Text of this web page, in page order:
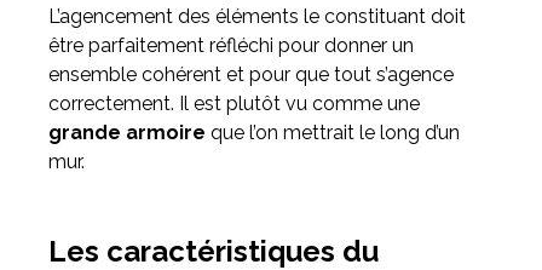
L’agencement des éléments le constituant doit
être parfaitement réfléchi pour donner un
ensemble cohérent et pour que tout s’agence
correctement. Il est plutôt vu comme une
grande armoire que l’on mettrait le long d’un
mur.
Les caractéristiques du